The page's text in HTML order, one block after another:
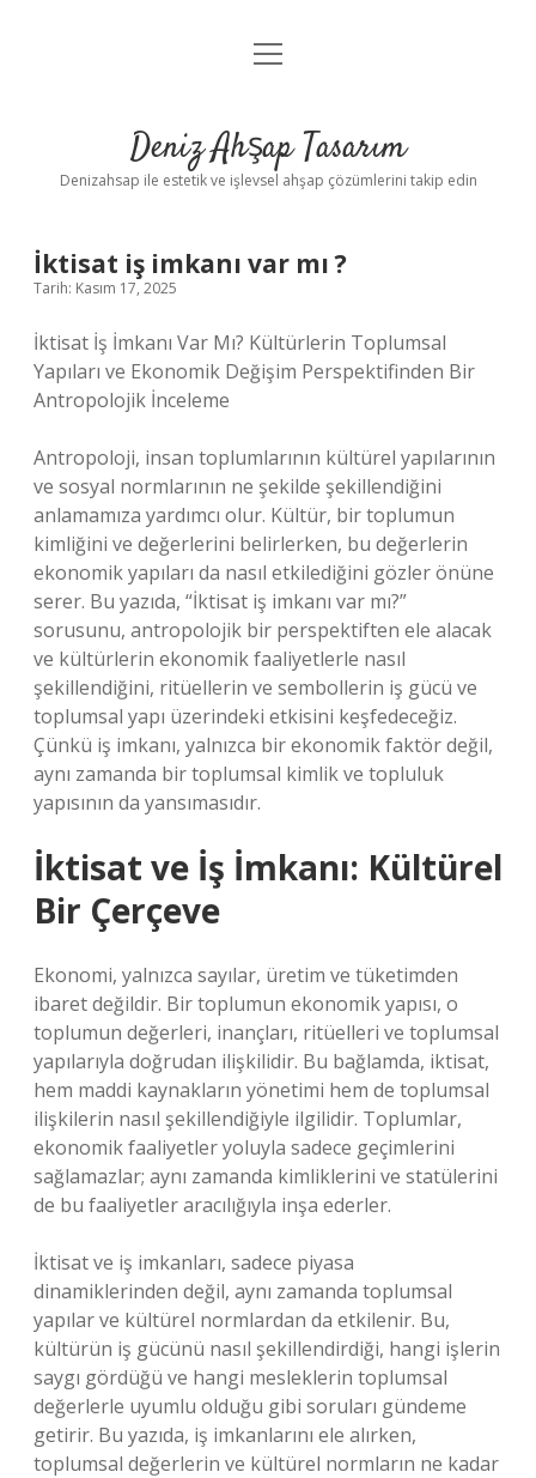
Anasayfa
Yasal Uyarı
menüyü
Deniz Ahşap Tasarım
Denizahsap ile estetik ve işlevsel ahşap çözümlerini takip edin
İktisat iş imkanı var mı ?
Tarih: Kasım 17, 2025
İktisat İş İmkanı Var Mı? Kültürlerin Toplumsal
Yapıları ve Ekonomik Değişim Perspektifinden Bir
Antropolojik İnceleme
Antropoloji, insan toplumlarının kültürel yapılarının
ve sosyal normlarının ne şekilde şekillendiğini
anlamamıza yardımcı olur. Kültür, bir toplumun
kimliğini ve değerlerini belirlerken, bu değerlerin
ekonomik yapıları da nasıl etkilediğini gözler önüne
serer. Bu yazıda, “İktisat iş imkanı var mı?”
sorusunu, antropolojik bir perspektiften ele alacak
ve kültürlerin ekonomik faaliyetlerle nasıl
şekillendiğini, ritüellerin ve sembollerin iş gücü ve
toplumsal yapı üzerindeki etkisini keşfedeceğiz.
Çünkü iş imkanı, yalnızca bir ekonomik faktör değil,
aynı zamanda bir toplumsal kimlik ve topluluk
yapısının da yansımasıdır.
İktisat ve İş İmkanı: Kültürel
Bir Çerçeve
Ekonomi, yalnızca sayılar, üretim ve tüketimden
ibaret değildir. Bir toplumun ekonomik yapısı, o
toplumun değerleri, inançları, ritüelleri ve toplumsal
yapılarıyla doğrudan ilişkilidir. Bu bağlamda, iktisat,
hem maddi kaynakların yönetimi hem de toplumsal
ilişkilerin nasıl şekillendiğiyle ilgilidir. Toplumlar,
ekonomik faaliyetler yoluyla sadece geçimlerini
sağlamazlar; aynı zamanda kimliklerini ve statülerini
de bu faaliyetler aracılığıyla inşa ederler.
İktisat ve iş imkanları, sadece piyasa
dinamiklerinden değil, aynı zamanda toplumsal
yapılar ve kültürel normlardan da etkilenir. Bu,
kültürün iş gücünü nasıl şekillendirdiği, hangi işlerin
saygı gördüğü ve hangi mesleklerin toplumsal
değerlerle uyumlu olduğu gibi soruları gündeme
getirir. Bu yazıda, iş imkanlarını ele alırken,
toplumsal değerlerin ve kültürel normların ne kadar